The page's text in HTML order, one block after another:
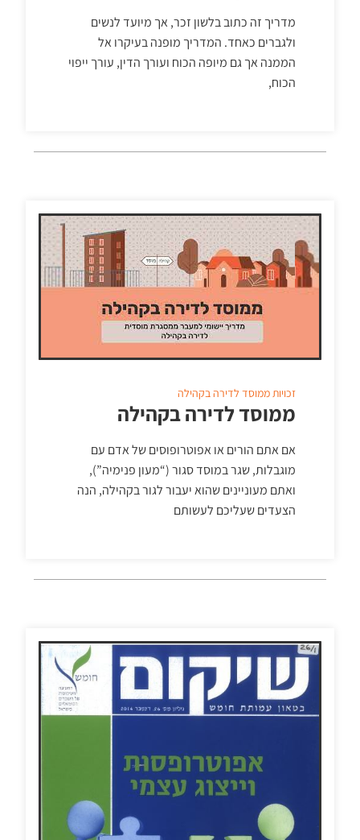
מדריך זה כתוב בלשון זכר, אך מיועד לנשים
ולגברים כאחד. המדריך מופנה בעיקרו אל
הממנה אך גם מיופה הכוח ועורך הדין, עורך ייפוי
הכוח,
זכויות ממוסד לדירה בקהילה
ממוסד לדירה בקהילה
אם אתם הורים או אפוטרופוסים של אדם עם
מוגבלות, שגר במוסד סגור (“מעון פנימיה”),
ואתם מעוניינים שהוא יעבור לגור בקהילה, הנה
הצעדים שעליכם לעשותם